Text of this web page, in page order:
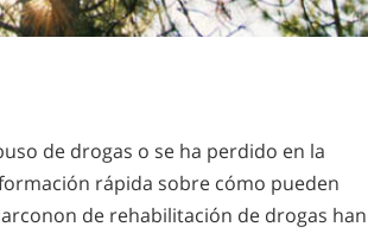
de drogas o se ha perdido en la
rápida sobre cómo pueden
de rehabilitación de drogas han